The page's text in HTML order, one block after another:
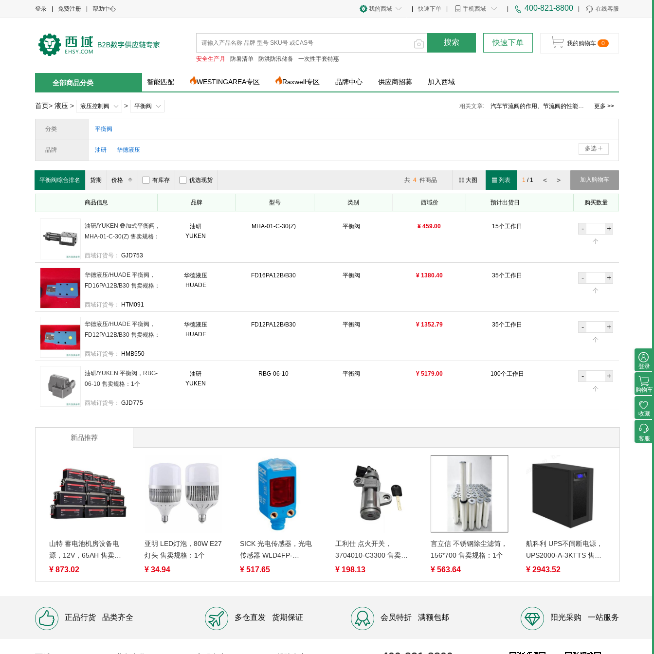
登录 免费注册 帮助中心 在线客服
400-821-8800
手机西域
快速下单
我的西域
搜索
安全生产月 防暑清单 防洪防汛储备 一次性手套特惠
快速下单 我的购物车 0
全部商品分类 智能匹配 WESTINGAREA专区 Raxwell专区 品牌中心 供应商招募 加入西域
首页> 液压 > 液压控制阀 > 平衡阀 相关文章:
汽车节流阀的作用、节流阀的性能要求及分类
更多 >>
分类 平衡阀
品牌 油研 华德液压 多选
平衡阀综合排名 货期 价格 有库存 优选现货 加入购物车
< >
1 / 1
大图 列表
共4 件商品
商品信息 品牌 型号 类别 西域价 预计出货日 购买数量
油研
YUKEN
MHA-01-C-30(Z) 平衡阀 ¥ 459.00 15个工作日
油研/YUKEN 叠加式平衡阀，
MHA-01-C-30(Z) 售卖规格：
西域订货号： GJD753
- +
个
华德液压
HUADE
FD16PA12B/B30 平衡阀 ¥ 1380.40 35个工作日
华德液压/HUADE 平衡阀，
FD16PA12B/B30 售卖规格：
西域订货号：
HTM091
- +
个
华德液压
HUADE
FD12PA12B/B30 平衡阀 ¥ 1352.79 35个工作日
华德液压/HUADE 平衡阀，
FD12PA12B/B30 售卖规格：
西域订货号：
HMB550
- +
个
油研
YUKEN
RBG-06-10 平衡阀 ¥ 5179.00 100个工作日
油研/YUKEN 平衡阀，RBG-
06-10 售卖规格：1个
西域订货号： GJD775
- +
个
新品推荐
山特 蓄电池机房设备电
源，12V，65AH 售卖规
格：1块
¥ 873.02
亚明 LED灯泡，80W E27
灯头 售卖规格：1个
¥ 34.94
SICK 光电传感器，光电
传感器 WLD4FP-
313111A0ZZZ 售卖规
¥ 517.65
工利仕 点火开关，
3704010-C3300 售卖规
格：1件
¥ 198.13
言立信 不锈钢除尘滤筒，
156*700 售卖规格：1个
¥ 563.64
航科利 UPS不间断电源，
UPS2000-A-3KTTS 售卖
规格：1台
¥ 2943.52
正品行货 品类齐全 多仓直发 货期保证 会员特折 满额包邮 阳光采购 一站服务
登录
购物车
收藏
客服